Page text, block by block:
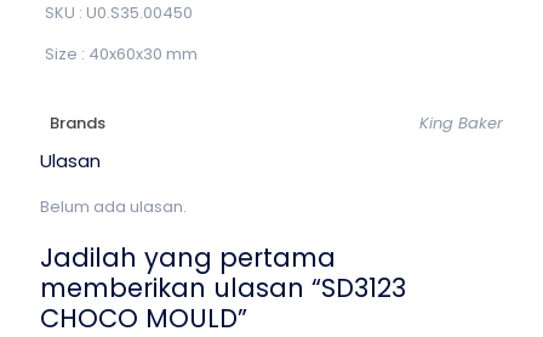
SKU : U0.S35.00450
Size : 40x60x30 mm
Brands King Baker
Ulasan
Belum ada ulasan.
Jadilah yang pertama
memberikan ulasan “SD3123
CHOCO MOULD”